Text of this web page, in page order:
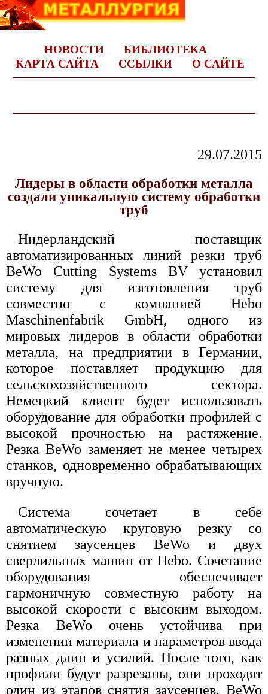
НОВОСТИ
БИБЛИОТЕКА
КАРТА САЙТА
ССЫЛКИ О САЙТЕ
29.07.2015
Лидеры в области обработки металла
создали уникальную систему обработки
труб
Нидерландский поставщик
автоматизированных линий резки труб
BeWo Cutting Systems BV установил
систему для изготовления труб
совместно с компанией Hebo
Maschinenfabrik GmbH, одного из
мировых лидеров в области обработки
металла, на предприятии в Германии,
которое поставляет продукцию для
сельскохозяйственного сектора.
Немецкий клиент будет использовать
оборудование для обработки профилей с
высокой прочностью на растяжение.
Резка BeWo заменяет не менее четырех
станков, одновременно обрабатывающих
вручную.
Система сочетает в себе
автоматическую круговую резку со
снятием заусенцев BeWo и двух
сверлильных машин от Hebo. Сочетание
оборудования обеспечивает
гармоничную совместную работу на
высокой скорости с высоким выходом.
Резка BeWo очень устойчива при
изменении материала и параметров ввода
разных длин и усилий. После того, как
профили будут разрезаны, они проходят
один из этапов снятия заусенцев. BeWo